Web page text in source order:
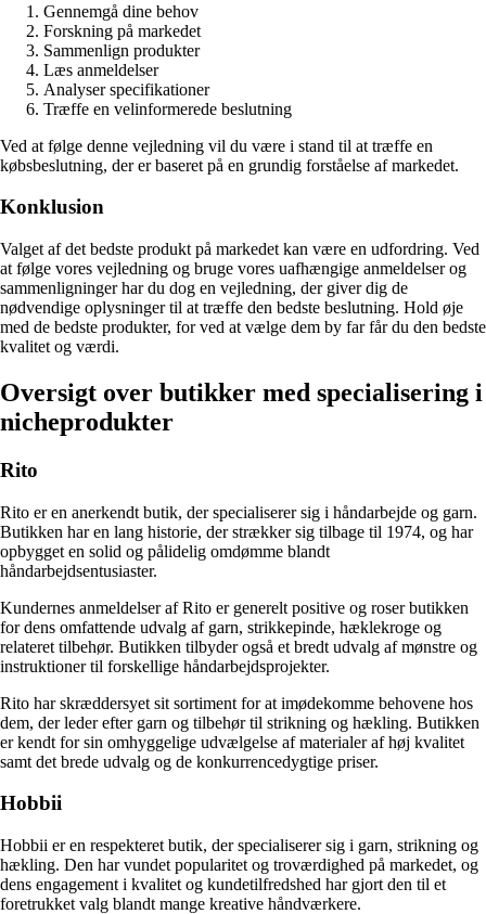
Gennemgå dine behov
Forskning på markedet
Sammenlign produkter
Læs anmeldelser
Analyser specifikationer
Træffe en velinformerede beslutning
Ved at følge denne vejledning vil du være i stand til at træffe en
købsbeslutning, der er baseret på en grundig forståelse af markedet.
Konklusion
Valget af det bedste produkt på markedet kan være en udfordring. Ved
at følge vores vejledning og bruge vores uafhængige anmeldelser og
sammenligninger har du dog en vejledning, der giver dig de
nødvendige oplysninger til at træffe den bedste beslutning. Hold øje
med de bedste produkter, for ved at vælge dem by far får du den bedste
kvalitet og værdi.
Oversigt over butikker med specialisering i
nicheprodukter
Rito
Rito er en anerkendt butik, der specialiserer sig i håndarbejde og garn.
Butikken har en lang historie, der strækker sig tilbage til 1974, og har
opbygget en solid og pålidelig omdømme blandt
håndarbejdsentusiaster.
Kundernes anmeldelser af Rito er generelt positive og roser butikken
for dens omfattende udvalg af garn, strikkepinde, hæklekroge og
relateret tilbehør. Butikken tilbyder også et bredt udvalg af mønstre og
instruktioner til forskellige håndarbejdsprojekter.
Rito har skræddersyet sit sortiment for at imødekomme behovene hos
dem, der leder efter garn og tilbehør til strikning og hækling. Butikken
er kendt for sin omhyggelige udvælgelse af materialer af høj kvalitet
samt det brede udvalg og de konkurrencedygtige priser.
Hobbii
Hobbii er en respekteret butik, der specialiserer sig i garn, strikning og
hækling. Den har vundet popularitet og troværdighed på markedet, og
dens engagement i kvalitet og kundetilfredshed har gjort den til et
foretrukket valg blandt mange kreative håndværkere.